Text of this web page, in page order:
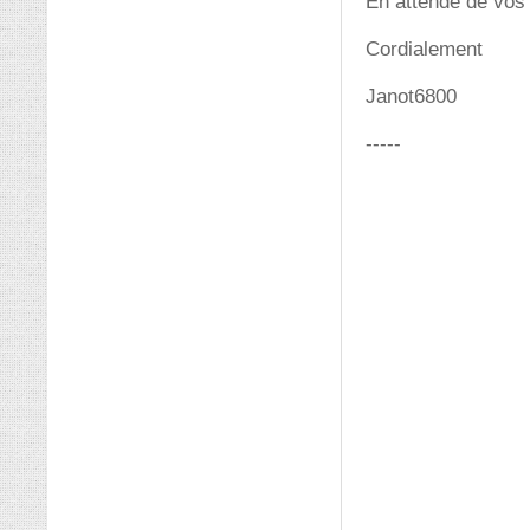
Cordialement
Janot6800
-----